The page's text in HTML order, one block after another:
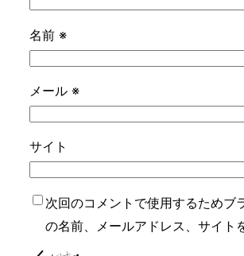
名前 ※
メール ※
サイト
次回のコメントで使用するためブ
の名前、メールアドレス、サイト